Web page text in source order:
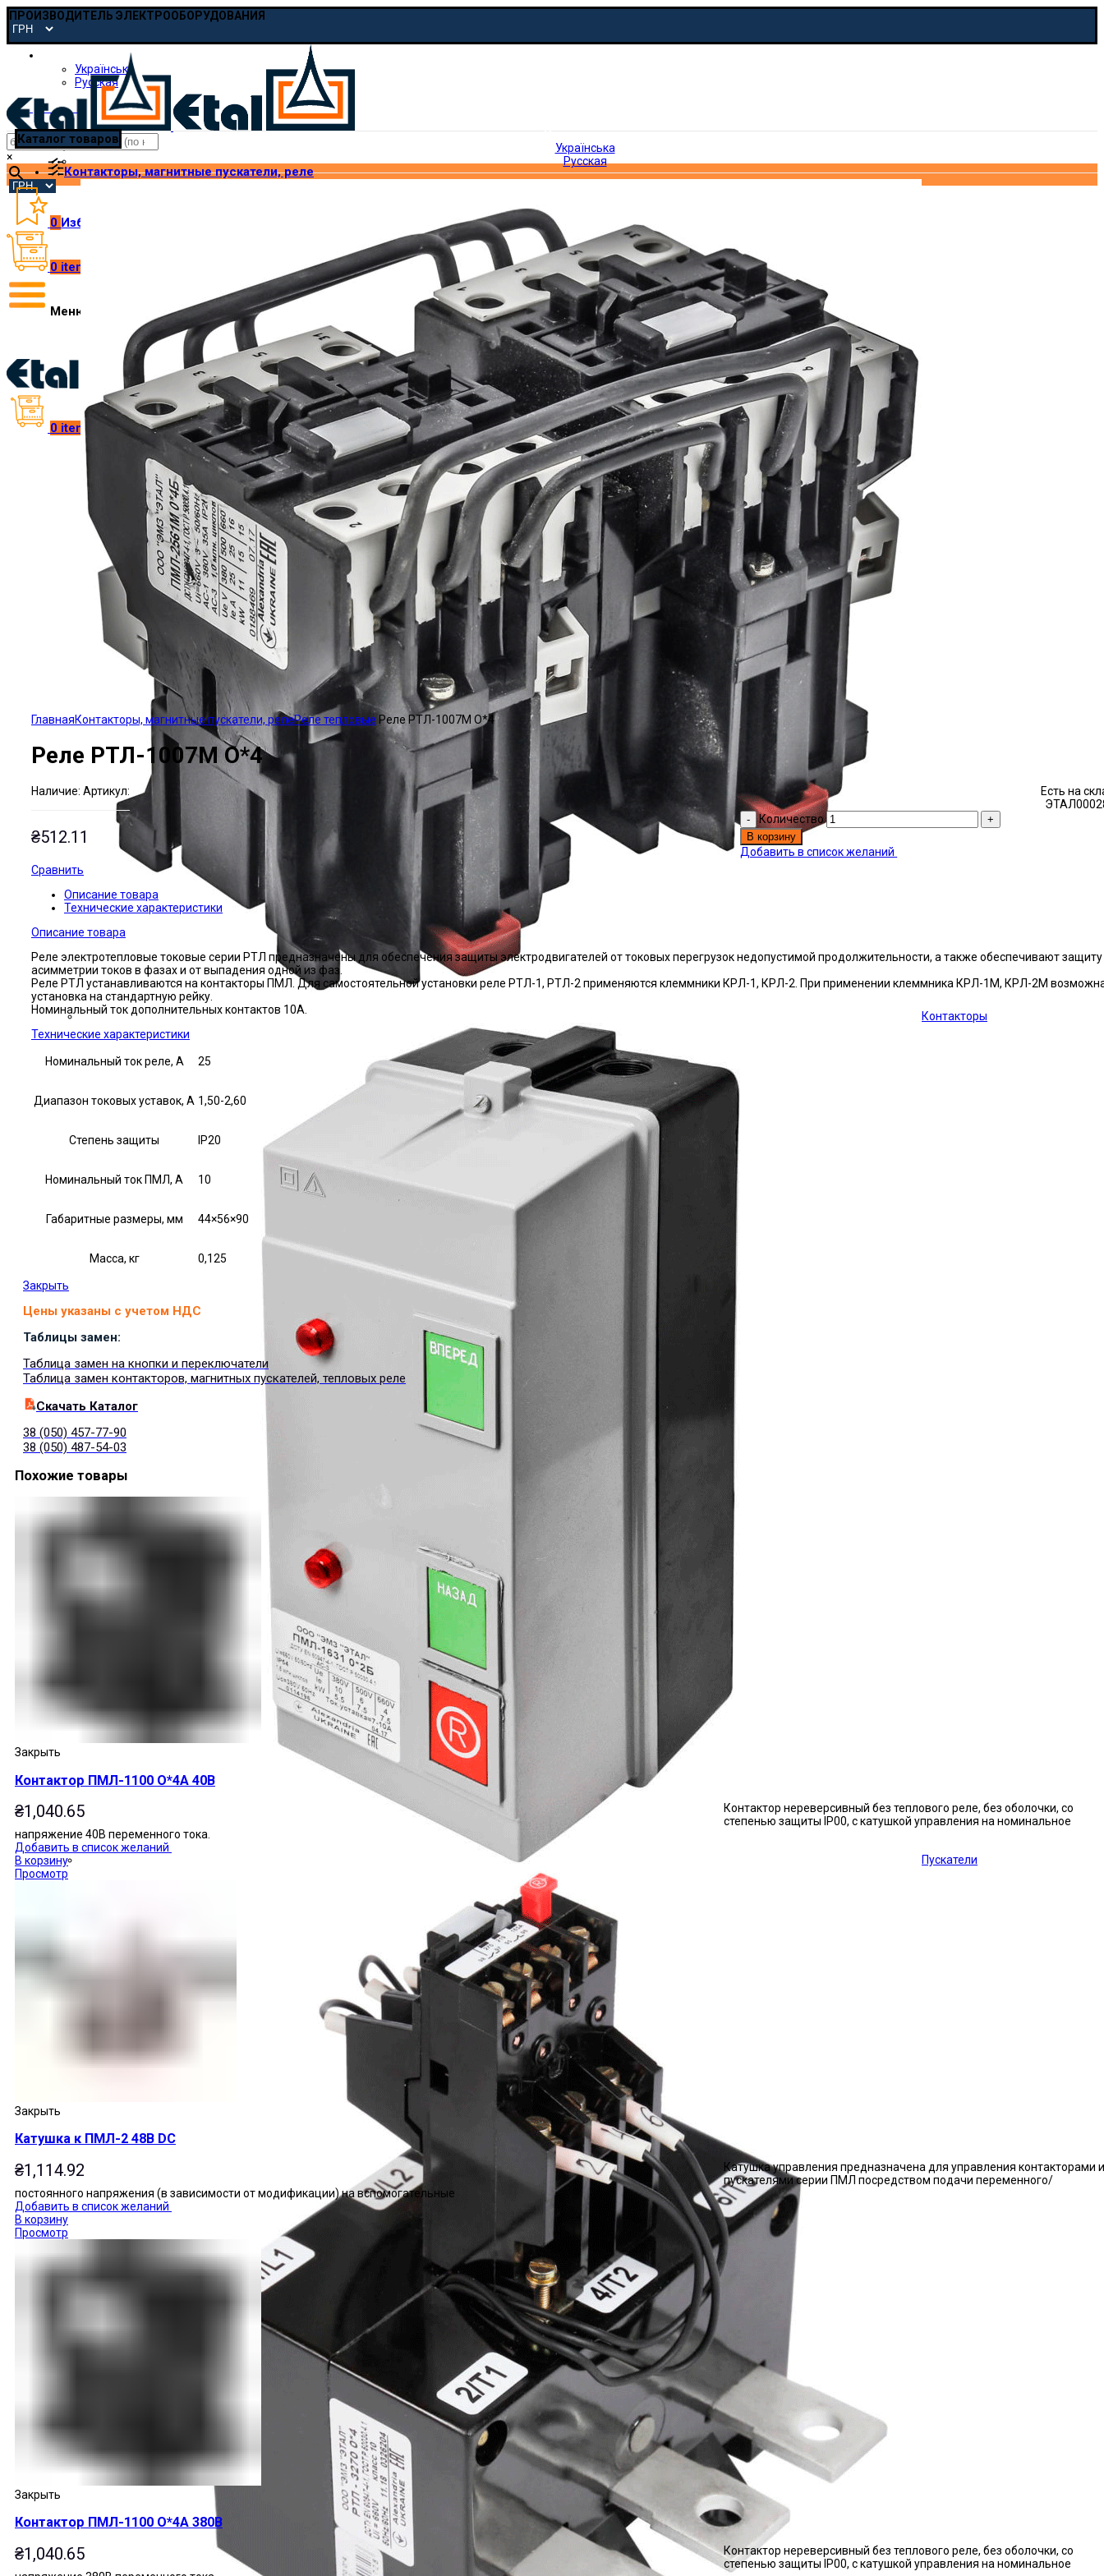
ПРОИЗВОДИТЕЛЬ ЭЛЕКТРООБОРУДОВАНИЯ
Українська
Русская
pmp@etal.ua
Українська
Русская
×
0 Избранное
0 items
Меню
0 items ₴0.00
Каталог товаров
Контакторы, магнитные пускатели, реле
Контакторы
Пускатели
ГлавнаяКонтакторы, магнитные пускатели, релеРеле тепловые Реле РТЛ-1007М О*4
Реле РТЛ-1007М О*4
Наличие: Есть на
Артикул:
₴512.11
Количество
В корзину
Добавить в список желаний
Сравнить
Описание товара
Технические характеристики
Описание товара
Реле электротепловые токовые серии РТЛ предназначены для обеспечения защиты электродвигателей от токовых перегрузок недопустимой продолжительности, а также обеспечивают защиту
асимметрии токов в фазах и от выпадения одной из фаз.
Реле РТЛ устанавливаются на контакторы ПМЛ. Для самостоятельной установки реле РТЛ-1, РТЛ-2 применяются клеммники КРЛ-1, КРЛ-2. При применении клеммника КРЛ-1М, КРЛ-2М
установка на стандартную рейку.
Номинальный ток дополнительных контактов 10А.
Технические характеристики
Номинальный ток реле, А 25
Диапазон токовых уставок, А 1,50-2,60
Степень защиты IP20
Номинальный ток ПМЛ, А 10
Габаритные размеры, мм 44×56×90
Масса, кг 0,125
Закрыть
Цены указаны с учетом НДС
Таблицы замен:
Таблица замен на кнопки и переключатели
Таблица замен контакторов, магнитных пускателей, тепловых реле
Cкачать Каталог
38 (050) 457-77-90
38 (050) 487-54-03
Похожие товары
Закрыть
Контактор ПМЛ-1100 О*4А 40В
₴1,040.65
Контактор нереверсивный без теплового реле, без оболочки, со
степенью защиты IP00, с катушкой управления на номинальное
напряжение 40В переменного тока.
Добавить в список желаний
В корзину
Просмотр
Закрыть
Катушка к ПМЛ-2 48В DC
₴1,114.92
Катушка управления предназначена для управления контакторами
пускателями серии ПМЛ посредством подачи переменного/
постоянного напряжения (в зависимости от модификации) на вспомогательные
Добавить в список желаний
В корзину
Просмотр
Закрыть
Контактор ПМЛ-1100 О*4А 380В
₴1,040.65
Контактор нереверсивный без теплового реле, без оболочки, со
степенью защиты IP00, с катушкой управления на номинальное